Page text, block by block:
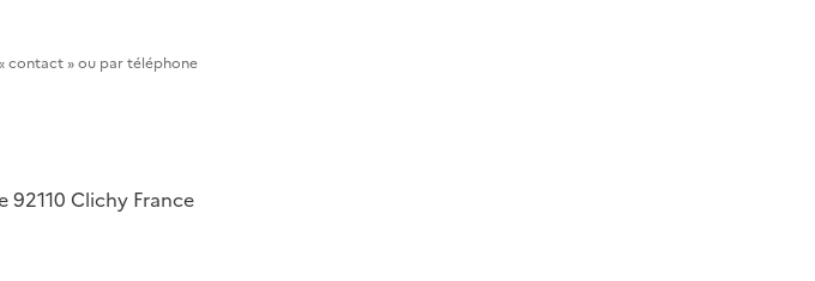
contact » ou par téléphone
92110 Clichy France